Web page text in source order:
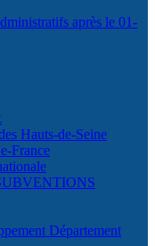
après le 01-
Hauts-de-Seine
France
Département